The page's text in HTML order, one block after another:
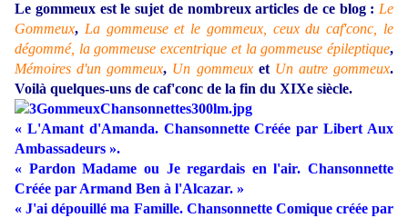
Le gommeux est le sujet de nombreux articles de ce blog : Le
Gommeux, La gommeuse et le gommeux, ceux du caf'conc, le
dégommé, la gommeuse excentrique et la gommeuse épileptique,
Mémoires d'un gommeux, Un gommeux et Un autre gommeux.
Voilà quelques-uns de caf'conc de la fin du XIXe siècle.
« L'Amant d'Amanda. Chansonnette Créée par Libert Aux
Ambassadeurs ».
« Pardon Madame ou Je regardais en l'air. Chansonnette
Créée par Armand Ben à l'Alcazar. »
« J'ai dépouillé ma Famille. Chansonnette Comique créée par